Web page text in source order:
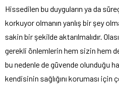
Hissedilen bu duyguların ya da
korkuyor olmanın yanlış bir şey
sakin bir şekilde aktarılmalıdır.
gerekli önlemlerin hem sizin hem
bu nedenle de güvende olunduğu
kendisinin sağlığını koruması için